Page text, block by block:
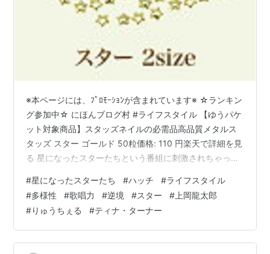
※本ページには、ﾌﾟﾛﾓｰｼｮﾝが含まれています※ ☆ランキン
グ参加中☆ にほんブログ村 #ライフスタイル 【ゆうパケ
ット対象商品】スタッズネイルの必需品高品質メタルス
タッズ スター ゴールド 50粒価格: 110 円楽天で詳細を見
る 星になったスターたちという番組に刺激されちゃった
い気分にしちゃったらごめんなさいねー、でもまとめさ
せて4。 前回シリーズリンク hatch51.com ★ムツゴロウ
こと、畑正憲（87才 心筋梗塞） 作家、動物学者。動物王
国の主催者。ムツゴロウとゆかいな仲間たちで一大ブー
ム起こす。 ★中西太（90才 心不全） プロ…
#星になったスターたち #ハッチ #ライフスタイル
#多様性 #歌唱力 #逆境 #スター # 上岡龍太郎
#りゅうちぇる #ティナ・ターナー